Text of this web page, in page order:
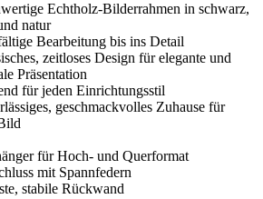
Echtholz-Bilderrahmen in schwarz,
natur
Bearbeitung bis ins Detail
zeitloses Design für elegante und
Präsentation
für jeden Einrichtungsstil
geschmackvolles Zuhause für
für Hoch- und Querformat
mit Spannfedern
stabile Rückwand